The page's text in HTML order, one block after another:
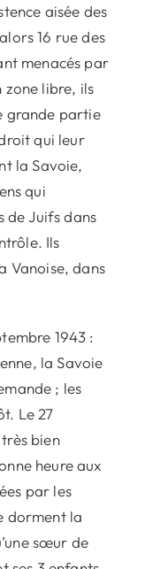
aisée des
16 rue des
menacés par
zone libre, ils
grande partie
qui leur
la Savoie,
qui
de Juifs dans
Ils
Vanoise, dans
1943 :
la Savoie
; les
Le 27
bien
heure aux
par les
dorment la
sœur de